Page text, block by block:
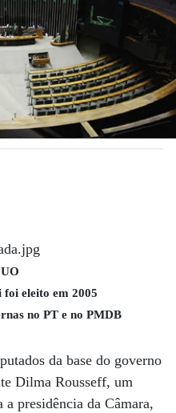
eleito em 2005
no PT e no PMDB
da base do governo
Dilma Rousseff, um
a presidência da Câmara,